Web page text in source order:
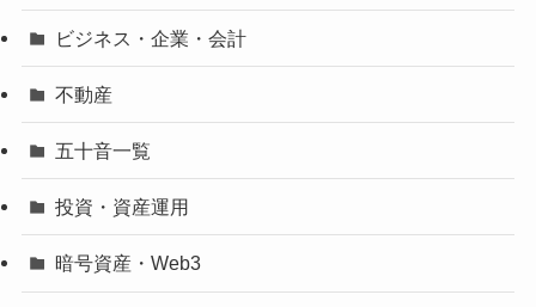
ビジネス・企業・会計
不動産
五十音一覧
投資・資産運用
暗号資産・Web3